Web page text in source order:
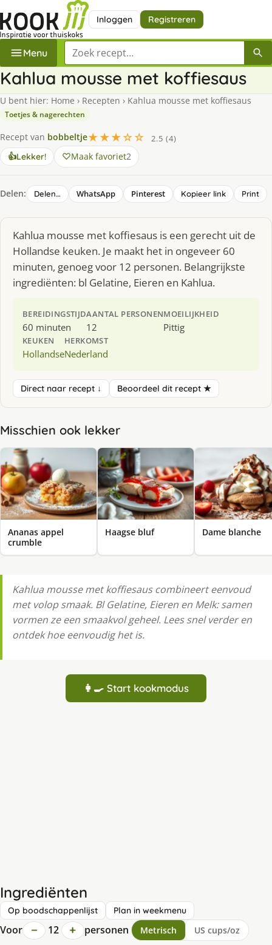
Inloggen Registreren
Menu Zoek een recept
Kahlua mousse met koffiesaus
U bent hier: Home › Recepten › Kahlua mousse met koffiesaus
Toetjes & nagerechten
Recept van bobbeltje★★★☆☆
2.5 (4)
👍Lekker! Maak favoriet2
Delen: Delen… WhatsApp Pinterest Kopieer link Print
Kahlua mousse met koffiesaus is een gerecht uit de
Hollandse keuken. Je maakt het in ongeveer 60
minuten, genoeg voor 12 personen. Belangrijkste
ingrediënten: bl Gelatine, Eieren en Kahlua.
BEREIDINGSTIJD
60 minuten
AANTAL PERSONEN
12
MOEILIJKHEID
Pittig
KEUKEN
Hollandse
HERKOMST
Nederland
Direct naar recept ↓ Beoordeel dit recept ★
Misschien ook lekker
Ananas appel
crumble
Haagse bluf Dame blanche
Kahlua mousse met koffiesaus combineert eenvoud
met volop smaak. Bl Gelatine, Eieren en Melk: samen
vormen ze een smaakvol geheel. Lees snel verder en
ontdek hoe eenvoudig het is.
👩‍🍳 Start kookmodus
Ingrediënten
Op boodschappenlijst Plan in weekmenu
Voor − 12 + personen Metrisch US cups/oz